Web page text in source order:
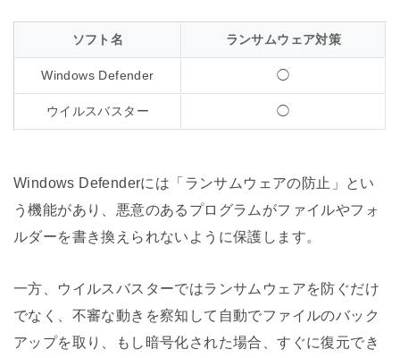
ソフト名 ランサムウェア対策
Windows Defender ◯
ウイルスバスター ◯
Windows Defenderには「ランサムウェアの防止」とい
う機能があり、悪意のあるプログラムがファイルやフォ
ルダーを書き換えられないように保護します。
一方、ウイルスバスターではランサムウェアを防ぐだけ
でなく、不審な動きを察知して自動でファイルのバック
アップを取り、もし暗号化された場合、すぐに復元でき